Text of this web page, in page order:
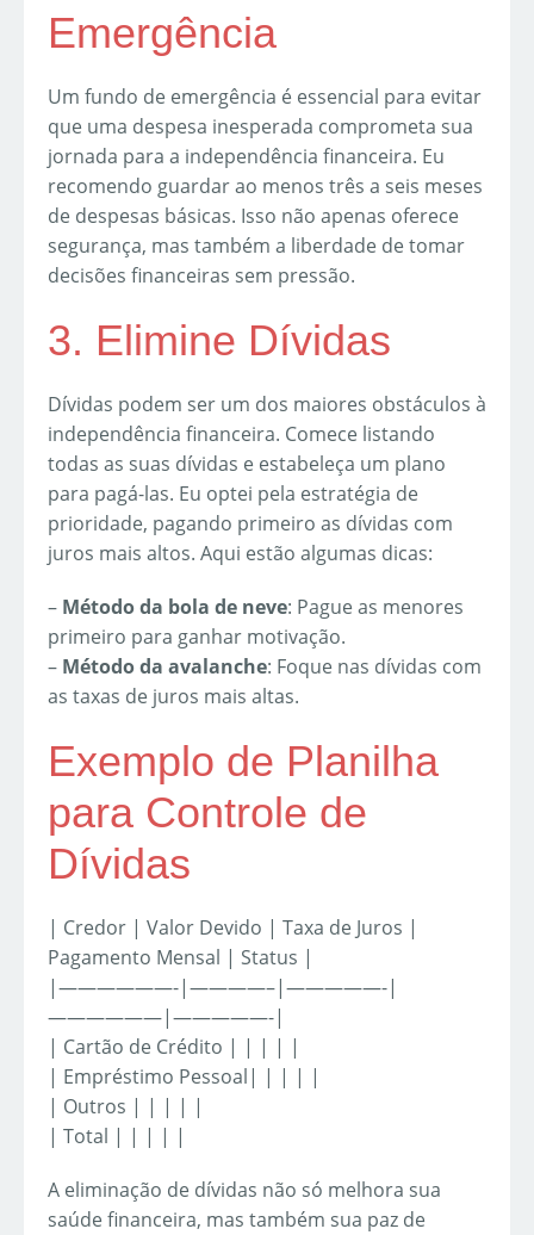
Emergência
Um fundo de emergência é essencial para evitar
que uma despesa inesperada comprometa sua
jornada para a independência financeira. Eu
recomendo guardar ao menos três a seis meses
de despesas básicas. Isso não apenas oferece
segurança, mas também a liberdade de tomar
decisões financeiras sem pressão.
3. Elimine Dívidas
Dívidas podem ser um dos maiores obstáculos à
independência financeira. Comece listando
todas as suas dívidas e estabeleça um plano
para pagá-las. Eu optei pela estratégia de
prioridade, pagando primeiro as dívidas com
juros mais altos. Aqui estão algumas dicas:
– Método da bola de neve: Pague as menores
primeiro para ganhar motivação.
– Método da avalanche: Foque nas dívidas com
as taxas de juros mais altas.
Exemplo de Planilha
para Controle de
Dívidas
| Credor | Valor Devido | Taxa de Juros |
Pagamento Mensal | Status |
|——————-|————–|—————-|
——————|—————-|
| Cartão de Crédito | | | | |
| Empréstimo Pessoal| | | | |
| Outros | | | | |
| Total | | | | |
A eliminação de dívidas não só melhora sua
saúde financeira, mas também sua paz de